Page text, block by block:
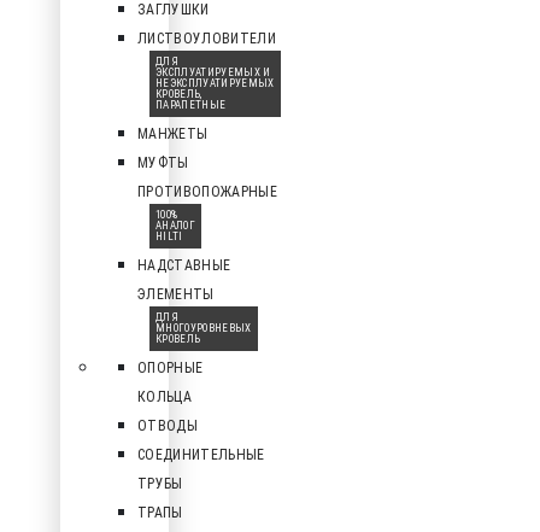
ЗАГЛУШКИ
ЛИСТВОУЛОВИТЕЛИ
ДЛЯ
ЭКСПЛУАТИРУЕМЫХ И
НЕЭКСПЛУАТИРУЕМЫХ
КРОВЕЛЬ,
ПАРАПЕТНЫЕ
МАНЖЕТЫ
МУФТЫ
ПРОТИВОПОЖАРНЫЕ
100%
АНАЛОГ
HILTI
НАДСТАВНЫЕ
ЭЛЕМЕНТЫ
ДЛЯ
МНОГОУРОВНЕВЫХ
КРОВЕЛЬ
ОПОРНЫЕ
КОЛЬЦА
ОТВОДЫ
СОЕДИНИТЕЛЬНЫЕ
ТРУБЫ
ТРАПЫ